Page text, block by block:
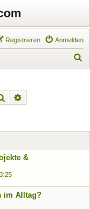
Anmelden
Registrieren
Suche
&
im Alltag?